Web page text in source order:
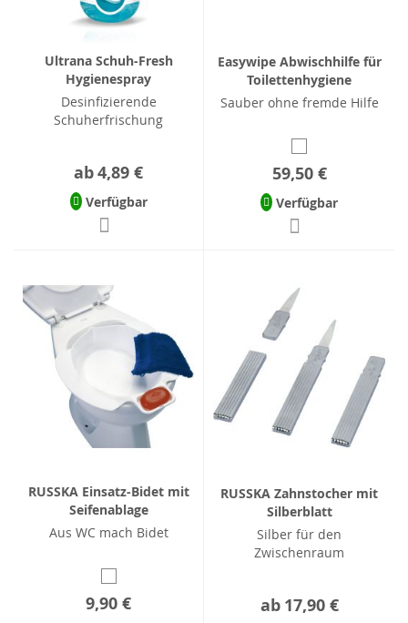
Ultrana Schuh-Fresh
Hygienespray
Desinfizierende
Schuherfrischung
ab4,89 €
Verfügbar
Easywipe Abwischhilfe für
Toilettenhygiene
Sauber ohne fremde Hilfe
59,50 €
Verfügbar
RUSSKA Einsatz-Bidet mit
Seifenablage
Aus WC mach Bidet
9,90 €
RUSSKA Zahnstocher mit
Silberblatt
Silber für den
Zwischenraum
ab 17,90 €